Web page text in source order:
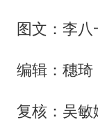
图文：李八
编辑：穗琦
复核：吴敏